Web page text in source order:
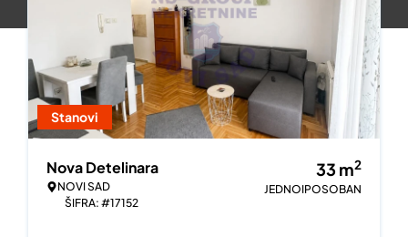
Stanovi
Nova Detelinara
NOVI SAD
ŠIFRA: #17152
33 m2
JEDNOIPOSOBAN